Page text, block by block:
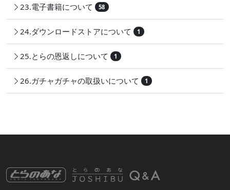
23.電子書籍について 58
24.ダウンロードストアについて 1
25.とらの恩返しについて 1
26.ガチャガチャの取扱いについて 1